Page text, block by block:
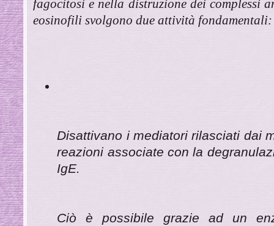
fagocitosi e nella distruzione dei complessi
eosinofili svolgono due attività fondamentali:
Disattivano i mediatori rilasciati dai
reazioni associate con la
IgE.
Ciò è possibile grazie ad un